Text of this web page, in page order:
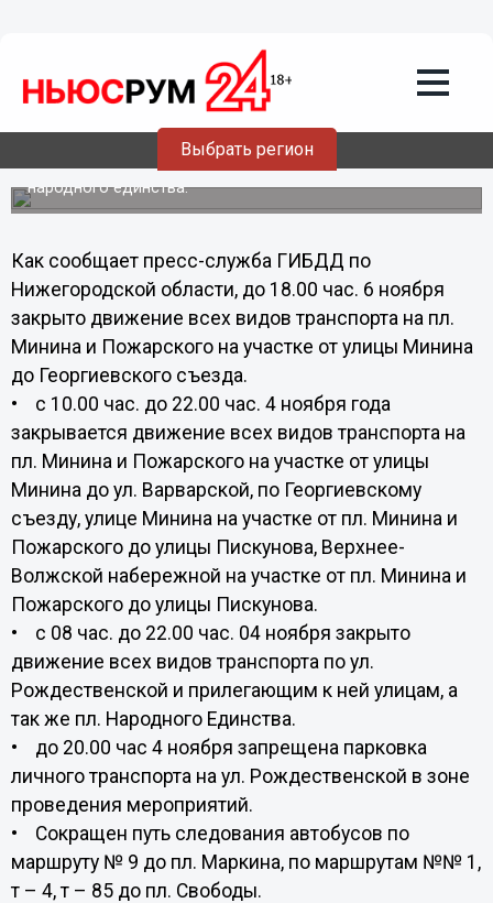
Выбрать регион
Движение транспорта ограничено в
центре Нижнего Новгорода
Движение ограничено в связи проведением
мероприятий, посвящённых празднованию Дня
народного единства.
Как сообщает пресс-служба ГИБДД по
Нижегородской области, до 18.00 час. 6 ноября
закрыто движение всех видов транспорта на пл.
Минина и Пожарского на участке от улицы Минина
до Георгиевского съезда.
• с 10.00 час. до 22.00 час. 4 ноября года
закрывается движение всех видов транспорта на
пл. Минина и Пожарского на участке от улицы
Минина до ул. Варварской, по Георгиевскому
съезду, улице Минина на участке от пл. Минина и
Пожарского до улицы Пискунова, Верхнее-
Волжской набережной на участке от пл. Минина и
Пожарского до улицы Пискунова.
• с 08 час. до 22.00 час. 04 ноября закрыто
движение всех видов транспорта по ул.
Рождественской и прилегающим к ней улицам, а
так же пл. Народного Единства.
• до 20.00 час 4 ноября запрещена парковка
личного транспорта на ул. Рождественской в зоне
проведения мероприятий.
• Сокращен путь следования автобусов по
маршруту № 9 до пл. Маркина, по маршрутам №№ 1,
т – 4, т – 85 до пл. Свободы.